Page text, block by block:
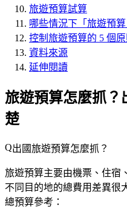
旅遊預算試算
哪些情況下「旅遊預
控制旅遊預算的 5 個原
資料來源
延伸閱讀
旅遊預算怎麼抓？
楚
出國旅遊預算怎麼抓？
旅遊預算主要由機票、住宿
不同目的地的總費用差異很
總預算參考：